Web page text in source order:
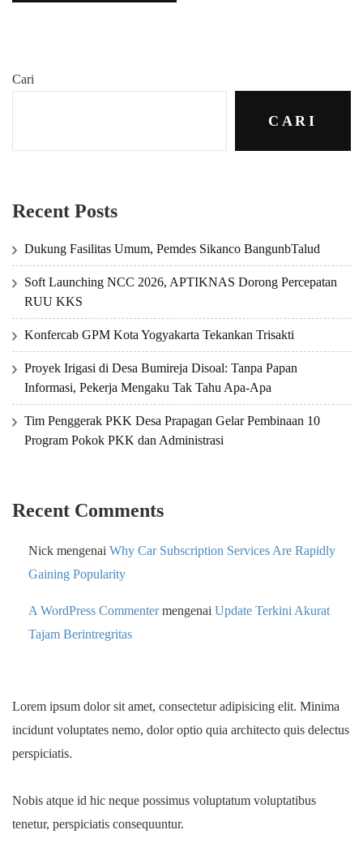
Cari
CARI
Recent Posts
Dukung Fasilitas Umum, Pemdes Sikanco BangunbTalud
Soft Launching NCC 2026, APTIKNAS Dorong Percepatan
RUU KKS
Konfercab GPM Kota Yogyakarta Tekankan Trisakti
Proyek Irigasi di Desa Bumireja Disoal: Tanpa Papan
Informasi, Pekerja Mengaku Tak Tahu Apa-Apa
Tim Penggerak PKK Desa Prapagan Gelar Pembinaan 10
Program Pokok PKK dan Administrasi
Recent Comments
Nick mengenai Why Car Subscription Services Are Rapidly
Gaining Popularity
A WordPress Commentermengenai Update Terkini Akurat
Tajam Berintregritas
Lorem ipsum dolor sit amet, consectetur adipisicing elit. Minima
incidunt voluptates nemo, dolor optio quia architecto quis delectus
perspiciatis.
Nobis atque id hic neque possimus voluptatum voluptatibus
tenetur, perspiciatis consequuntur.